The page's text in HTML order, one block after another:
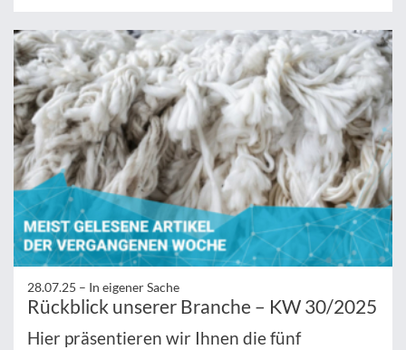
28.07.25 – In eigener Sache
Rückblick unserer Branche – KW 30/2025
Hier präsentieren wir Ihnen die fünf